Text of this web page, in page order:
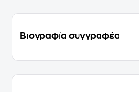
Βιογραφία συγγραφέα